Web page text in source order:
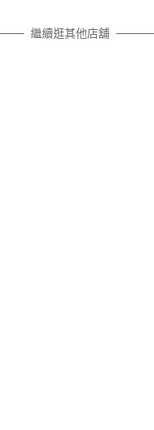
繼續逛其他店舖